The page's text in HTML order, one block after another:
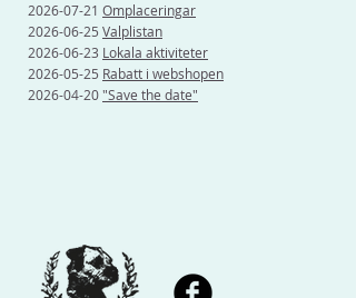
2026-07-21 Omplaceringar
2026-06-25 Valplistan
2026-06-23 Lokala aktiviteter
2026-05-25 Rabatt i webshopen
2026-04-20"Save the date"